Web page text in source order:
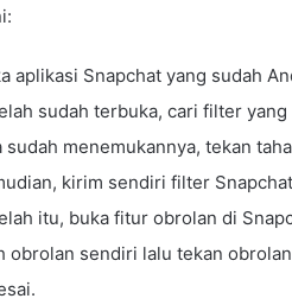
aplikasi Snapchat yang sudah
sudah terbuka, cari filter
sudah menemukannya, tekan
kirim sendiri filter
itu, buka fitur obrolan di
obrolan sendiri lalu tekan